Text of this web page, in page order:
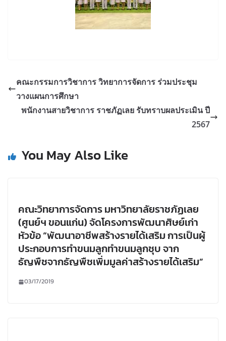
คณะกรรมการวิชาการ วิทยาการจัดการ ร่วมประชุม
วางแผนการศึกษา
พนักงานสายวิชาการ ราชภัฏเลย รับทราบผลประเมิน ปี
2567
You May Also Like
คณะวิทยาการจัดการ มหาวิทยาลัยราชภัฏเลย
(ศูนย์ฯ ขอนแก่น) จัดโครงการพัฒนาศิษย์เก่า
หัวข้อ “พัฒนาอาชีพสร้างรายได้เสริม การเป็นผู้
ประกอบการทำขนมลูกทำขนมลูกชุบ จาก
ธัญพืชจากธัญพืชเพิ่มมูลค่าสร้างรายได้เสริม”
03/17/2019